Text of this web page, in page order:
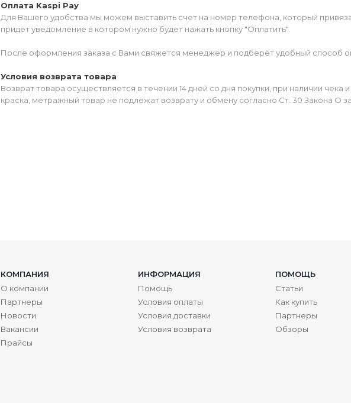
Оплата Kaspi Pay
Для Вашего удобства мы можем выставить счет на номер телефона, который
придет уведомление в котором нужно будет нажать кнопку "Оплатить".
После оформления заказа с Вами свяжется менеджер и подберёт удобный способ
Условия возврата товара
Возврат товара осуществляется в течении 14 дней со дня покупки, при наличии
краска, метражный товар не подлежат возврату и обмену согласно Ст. 30 Закона О
КОМПАНИЯ ИНФОРМАЦИЯ
ПОМОЩЬ
О компании
Партнеры
Новости
Вакансии
Прайсы
Помощь
Условия оплаты
Условия доставки
Условия возврата
Статьи
Как купить
Партнеры
Обзоры